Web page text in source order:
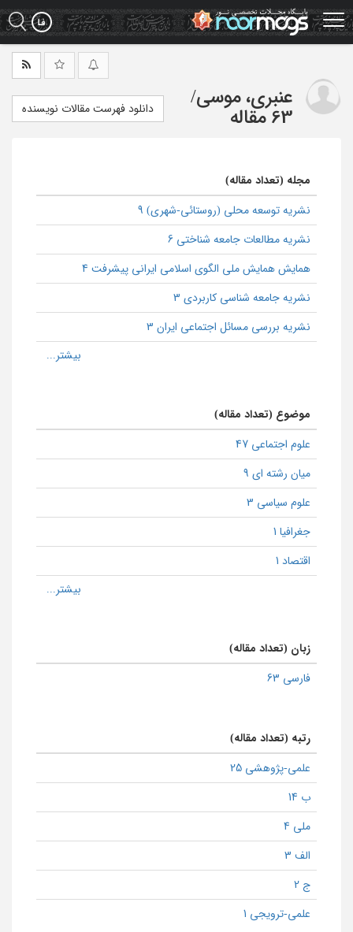
Skip
to
main
عنبری، موسی/
63 مقاله
دانلود فهرست مقالات نویسنده
مجله (تعداد مقاله)
نشریه توسعه محلی (روستائی-شهری) 9
نشریه مطالعات جامعه شناختی 6
همایش همایش ملی الگوی اسلامی ایرانی پیشرفت 4
نشریه جامعه شناسی کاربردی 3
نشریه بررسی مسائل اجتماعی ایران 3
موضوع (تعداد مقاله)
علوم اجتماعی 47
میان رشته ای 9
علوم سیاسی 3
جغرافیا 1
اقتصاد 1
زبان (تعداد مقاله)
فارسی 63
رتبه (تعداد مقاله)
علمی-پژوهشی 25
ب 14
ملی 4
الف 3
ج 2
علمی-ترویجی 1